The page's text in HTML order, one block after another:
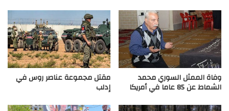
وفاة الممثل السوري محمد
الشماط عن 85 عاما في أمريكا
مقتل مجموعة عناصر روس في
إدلب